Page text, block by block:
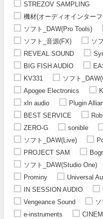
STREZOV SAMPLING
機材(オーディオインター
ソフト_DAW(Pro Tools)
ソフト_音源(FX)
ソ
REVEAL SOUND
BIG FISH AUDIO
KV331
ソフト
Apogee Electronics
xln audio
Plugin
BEST SERVICE
ZERO-G
sonible
ソフト_DAW(Live)
PROJECT SAM
ソフト_DAW(Studio One)
Prominy
Universal
IN SESSION AUDIO
Vengeance Sound
ソ
e-instruments